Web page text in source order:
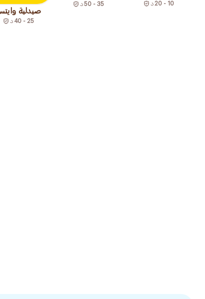
10 - 20 د 35 - 50 د
صيدلية
25 - 40 د